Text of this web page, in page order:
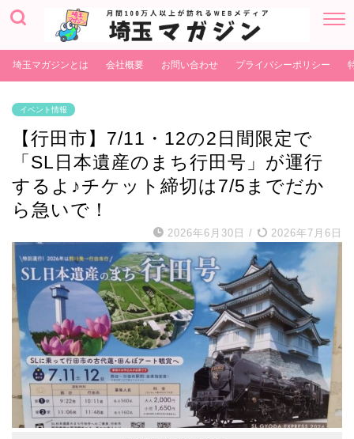
埼玉マガジンとは 会社概要 お問い合わせ プライバシーポリシー
イベント情報
【行田市】7/11・12の2日間限定で
「SL日本遺産のまち行田号」が運行
するよ♪チケット締切は7/5までだか
ら急いで！
2026年6月30日 / 2026年7月6日